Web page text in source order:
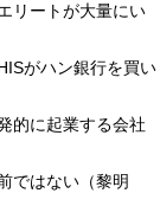
リートが大量にい
がハン銀行を買い
的に起業する会社
ではない（黎明